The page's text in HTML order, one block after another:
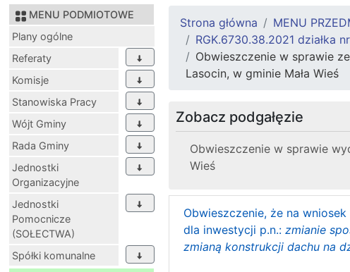
MENU PODMIOTOWE
Plany ogólne
Referaty
Komisje
Stanowiska Pracy
Wójt Gminy
Rada Gminy
Jednostki
Organizacyjne
Jednostki
Pomocnicze
(SOŁECTWA)
Spółki komunalne
Strona główna MENU
RGK.6730.38.2021 działka
Obwieszczenie w sprawie
Lasocin, w gminie Mała Wieś
Zobacz podgałęzie
Obwieszczenie w sprawie
Wieś
Obwieszczenie, że na
dla inwestycji p.n.: zmianie
zmianą konstrukcji dachu na